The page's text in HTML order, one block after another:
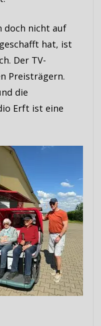
doch nicht auf
hat, ist
Der TV-
Preisträgern.
die
Erft ist eine